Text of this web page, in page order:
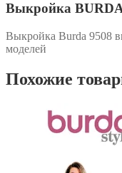
Выкройка
Выкройка Burda 9508
моделей
Похожие